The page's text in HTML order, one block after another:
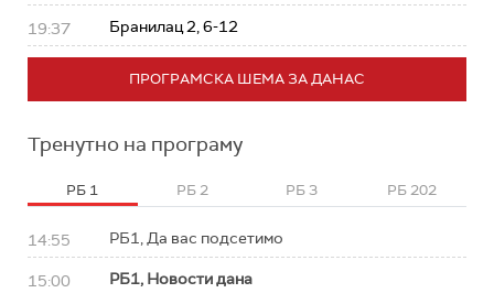
19:37 Бранилац 2, 6-12
ПРОГРАМСКА ШЕМА ЗА ДАНАС
Тренутно на програму
РБ 1 РБ 2 РБ 3 РБ 202
14:55 РБ1, Да вас подсетимо
15:00 РБ1, Новости дана